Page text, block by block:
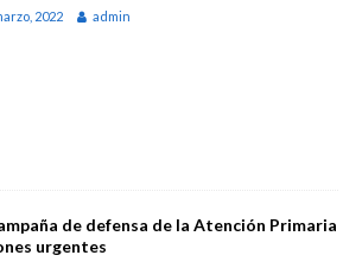
2022 admin
de defensa de la Atención Primaria
urgentes